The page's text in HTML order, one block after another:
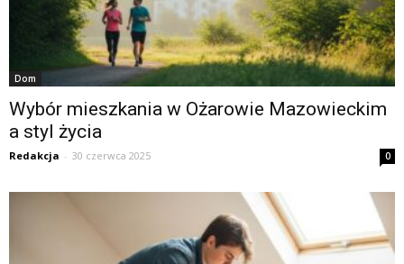
Dom
Wybór mieszkania w Ożarowie Mazowieckim
a styl życia
Redakcja - 30 czerwca 2025 0